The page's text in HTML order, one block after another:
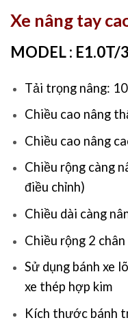
Xe nâng tay
MODEL : E1.0T/
Tải trọng nâng:
Chiều cao nâng
Chiều cao nâng
Chiều rộng càng
điều chỉnh)
Chiều dài càng
Chiều rộng 2
Sử dụng bánh xe
xe thép hợp kim
Kích thước bánh